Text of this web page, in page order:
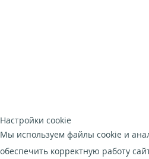
Настройки cookie
Мы используем файлы cookie и
обеспечить корректную работу